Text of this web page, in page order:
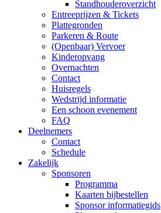
Standhouderoverzicht
Entreeprijzen & Tickets
Plattegronden
Parkeren & Route
(Openbaar) Vervoer
Kinderopvang
Overnachten
Contact
Huisregels
Wedstrijd informatie
Een schoon evenement
FAQ
Deelnemers
Contact
Schedule
Zakelijk
Sponsoren
Programma
Kaarten bijbestellen
Sponsor informatiegids